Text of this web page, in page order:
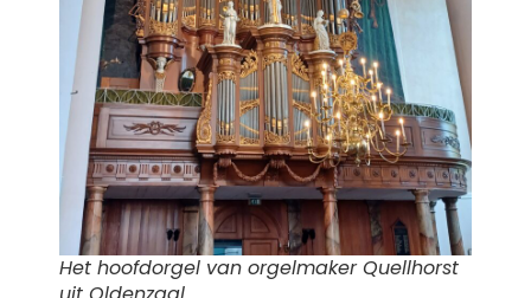
Het hoofdorgel van orgelmaker Quellhorst